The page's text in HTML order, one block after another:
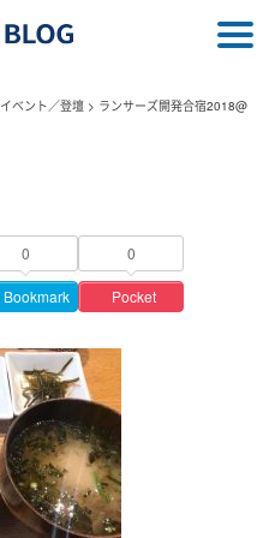
イベント／登壇 > ランサーズ開発合宿2018@
0
Bookmark
0
Pocket